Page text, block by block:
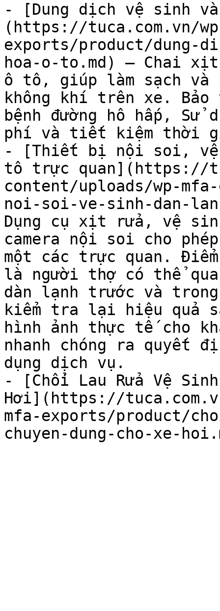
- [Dung dịch vệ sinh
(https://tuca.com.vn/
exports/product/dung-
hoa-o-to.md) — Chai
ô tô, giúp làm sạch và
không khí trên xe.
bệnh đường hô hấp,
phí và tiết kiệm thời
- [Thiết bị nội soi, vệ
tô trực quan](https://
content/uploads/wp-
noi-soi-ve-sinh-dan-
Dụng cụ xịt rửa, vệ
camera nội soi cho
một các trực quan.
là người thợ có thể
dàn lạnh trước và
kiểm tra lại hiệu quả
hình ảnh thực tế cho
nhanh chóng ra quyết
dụng dịch vụ.
- [Chổi Lau Rửa Vệ Sinh
Hơi](https://
mfa-exports/product/